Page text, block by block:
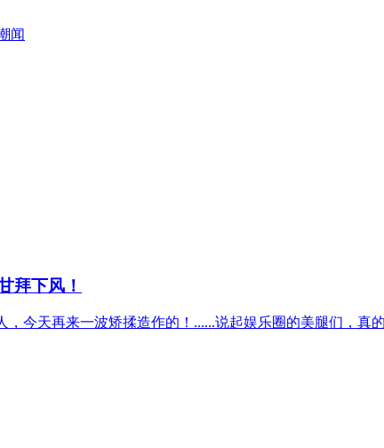
闻
拜下风！
，今天再来一波矫揉造作的！......说起娱乐圈的美腿们，